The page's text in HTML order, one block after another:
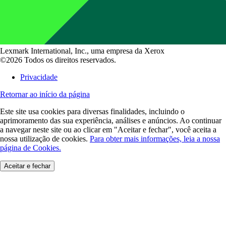
Lexmark International, Inc., uma empresa da Xerox
©2026 Todos os direitos reservados.
Privacidade
Retornar ao início da página
Este site usa cookies para diversas finalidades, incluindo o
aprimoramento das sua experiência, análises e anúncios. Ao continuar
a navegar neste site ou ao clicar em "Aceitar e fechar", você aceita a
nossa utilização de cookies. Para obter mais informações, leia a nossa
página de Cookies.
Aceitar e fechar